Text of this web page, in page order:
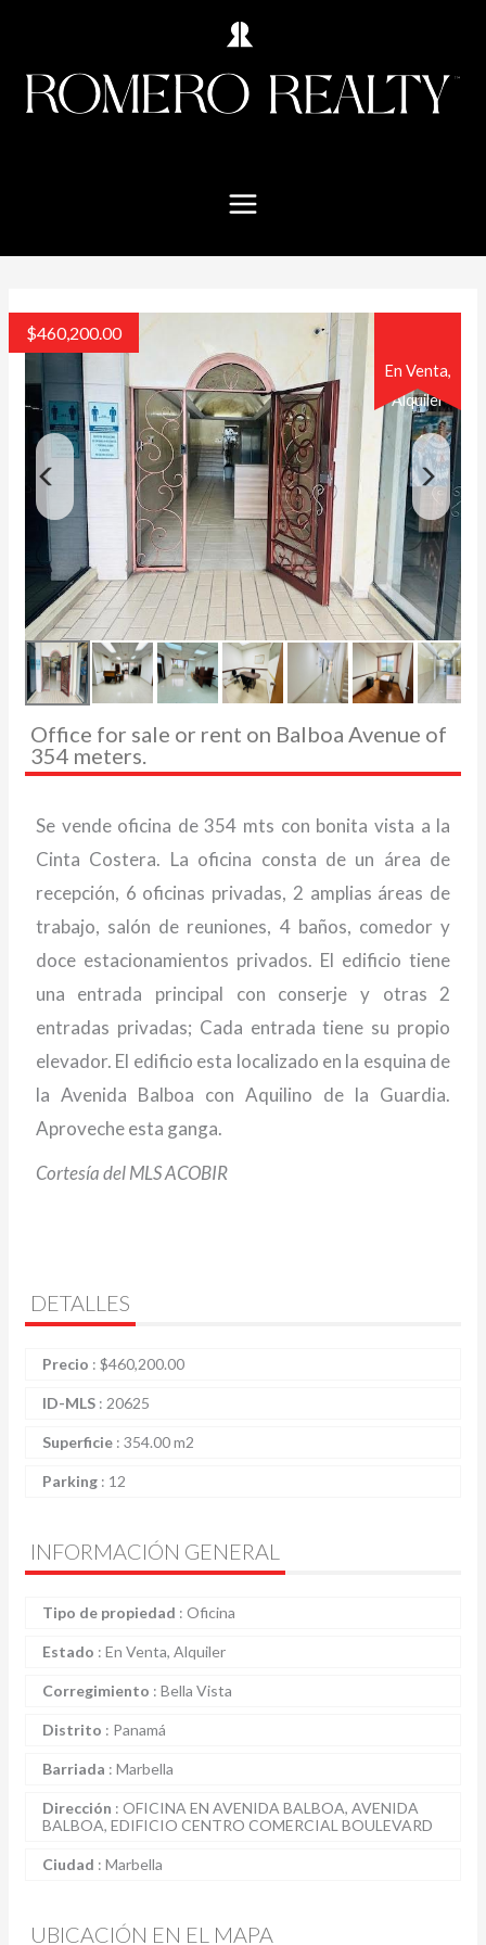
En Venta,
Alquiler
$460,200.00
Office for sale or rent on Balboa Avenue of
354 meters.
Se vende oficina de 354 mts con bonita vista a la
Cinta Costera. La oficina consta de un área de
recepción, 6 oficinas privadas, 2 amplias áreas de
trabajo, salón de reuniones, 4 baños, comedor y
doce estacionamientos privados. El edificio tiene
una entrada principal con conserje y otras 2
entradas privadas; Cada entrada tiene su propio
elevador. El edificio esta localizado en la esquina de
la Avenida Balboa con Aquilino de la Guardia.
Aproveche esta ganga.
Cortesía del MLS ACOBIR
DETALLES
Precio : $460,200.00
ID-MLS : 20625
Superficie : 354.00 m2
Parking : 12
INFORMACIÓN GENERAL
Tipo de propiedad : Oficina
Estado : En Venta, Alquiler
Corregimiento : Bella Vista
Distrito : Panamá
Barriada : Marbella
Dirección : OFICINA EN AVENIDA BALBOA, AVENIDA
BALBOA, EDIFICIO CENTRO COMERCIAL BOULEVARD
Ciudad : Marbella
UBICACIÓN EN EL MAPA